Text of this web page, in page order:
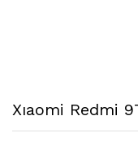
Xıaomi Redmi